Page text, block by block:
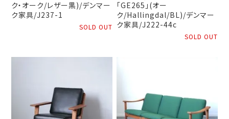
ク・オーク/レザー黒)/デンマー
ク家具/J237-1
SOLD OUT
「GE265」(オー
ク/Hallingdal/BL)/デンマー
ク家具/J222-44c
SOLD OUT